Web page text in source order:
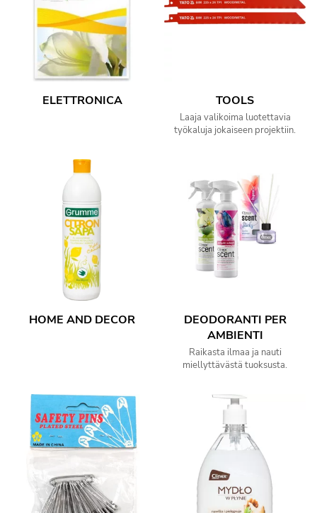
ELETTRONICA TOOLS
Laaja valikoima luotettavia
työkaluja jokaiseen projektiin.
HOME AND DECOR
DEODORANTI PER
AMBIENTI
Raikasta ilmaa ja nauti
miellyttävästä tuoksusta.